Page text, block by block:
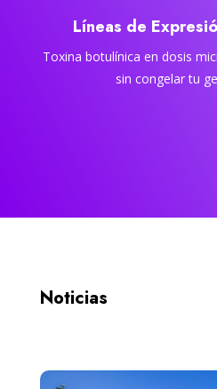
Líneas de
Toxina botulínica en dosis
sin congelar tu
Noticias